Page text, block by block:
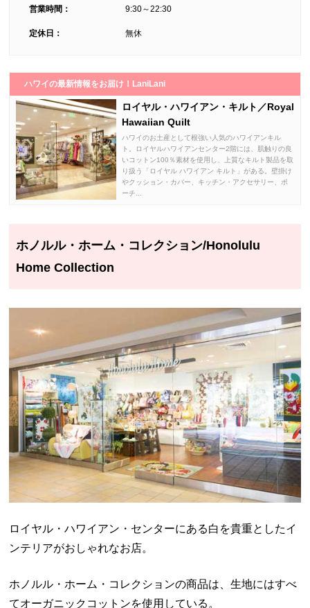
営業時間： 9:30～22:30
定休日： 無休
ハワイの最新情報をお届け！LaniLani
ロイヤル・ハワイアン・キルト／Royal
Hawaiian Quilt
ハワイのお土産として根強い人気のハワイアンキル
ト。ロイヤルハワイアンセンター2階には、肌触りの良
いコットン100％素材を使用し、上質なキルト製品を取
り扱う「ロイヤル ハワイアン キルト」がある。壁掛け
やクッション・カバー、キッチン・アクセサリー、ポ
ーチ...
ホノルル・ホーム・コレクション/Honolulu
Home Collection
ロイヤル・ハワイアン・センターにある白を貴重としたイ
ンテリアがおしゃれなお店。
ホノルル・ホーム・コレクションの商品は、生地にはすべ
てオーガニックコットンを使用している。